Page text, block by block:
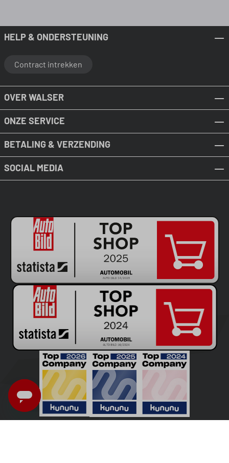
HELP & ONDERSTEUNING
Contract intrekken
OVER WALSER
ONZE SERVICE
BETALING & VERZENDING
SOCIAL MEDIA